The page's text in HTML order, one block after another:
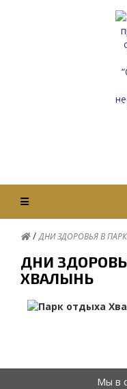
Первичная
ПАО
/ДНИ ЗДОРОВЬЯ В
ДНИ
ХВАЛЫНЬ
Мы в